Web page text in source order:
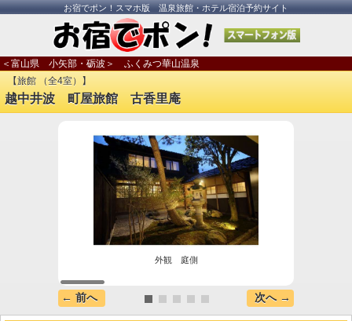
お宿でポン！スマホ版 温泉旅館・ホテル宿泊予約サイト
＜富山県 小矢部・砺波＞ ふくみつ華山温泉
【旅館 （全4室）】
越中井波 町屋旅館 古香里庵
外観 庭側
← 前へ 次へ →